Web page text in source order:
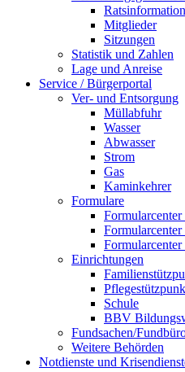
Mitglieder
Sitzungen
Statistik und Zahlen
Lage und Anreise
Service / Bürgerportal
Ver- und Entsorgung
Müllabfuhr
Wasser
Abwasser
Strom
Gas
Kaminkehrer
Formulare
Formularcenter
Einrichtungen
Schule
BBV
Fundsachen/
Weitere Behörden
Notdienste und